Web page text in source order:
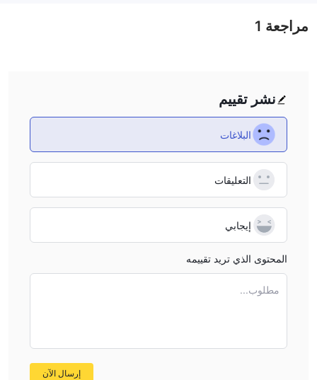
نشر تقييم
البلاغات
التعليقات
إيجابي
المحتوى الذي تريد تقييمه
مطلوب...
إرسال الآن
مراجعة